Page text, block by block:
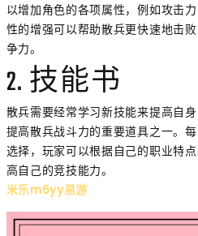
以增加角色的各项属性，例如攻击
性的增强可以帮助散兵更快速地击
争力。
2. 技能书
散兵需要经常学习新技能来提高自
提高散兵战斗力的重要道具之一。
选择，玩家可以根据自己的职业特
高自己的竞技能力。
米乐m6yy易游